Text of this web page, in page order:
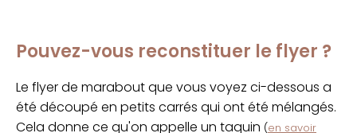
Pouvez-vous reconstituer le flyer ?
Le flyer de marabout que vous voyez ci-dessous a
été découpé en petits carrés qui ont été mélangés.
Cela donne ce qu'on appelle un taquin (en savoir